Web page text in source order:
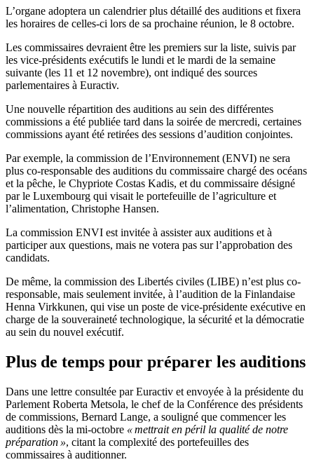
L’organe adoptera un calendrier plus détaillé des auditions et fixera
les horaires de celles-ci lors de sa prochaine réunion, le 8 octobre.
Les commissaires devraient être les premiers sur la liste, suivis par
les vice-présidents exécutifs le lundi et le mardi de la semaine
suivante (les 11 et 12 novembre), ont indiqué des sources
parlementaires à Euractiv.
Une nouvelle répartition des auditions au sein des différentes
commissions a été publiée tard dans la soirée de mercredi, certaines
commissions ayant été retirées des sessions d’audition conjointes.
Par exemple, la commission de l’Environnement (ENVI) ne sera
plus co-responsable des auditions du commissaire chargé des océans
et la pêche, le Chypriote Costas Kadis, et du commissaire désigné
par le Luxembourg qui visait le portefeuille de l’agriculture et
l’alimentation, Christophe Hansen.
La commission ENVI est invitée à assister aux auditions et à
participer aux questions, mais ne votera pas sur l’approbation des
candidats.
De même, la commission des Libertés civiles (LIBE) n’est plus co-
responsable, mais seulement invitée, à l’audition de la Finlandaise
Henna Virkkunen, qui vise un poste de vice-présidente exécutive en
charge de la souveraineté technologique, la sécurité et la démocratie
au sein du nouvel exécutif.
Plus de temps pour préparer les auditions
Dans une lettre consultée par Euractiv et envoyée à la présidente du
Parlement Roberta Metsola, le chef de la Conférence des présidents
de commissions, Bernard Lange, a souligné que commencer les
auditions dès la mi-octobre « mettrait en péril la qualité de notre
préparation », citant la complexité des portefeuilles des
commissaires à auditionner.